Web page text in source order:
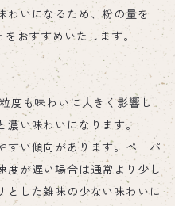
わいになるため、粉の量を
おすすめいたします。
も味わいに大きく影響し
濃い味わいになります。
い傾向があります。ペーパ
度が遅い場合は通常より少し
とした雑味の少ない味わいに